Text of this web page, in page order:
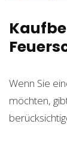
Wenn Sie
möchten,